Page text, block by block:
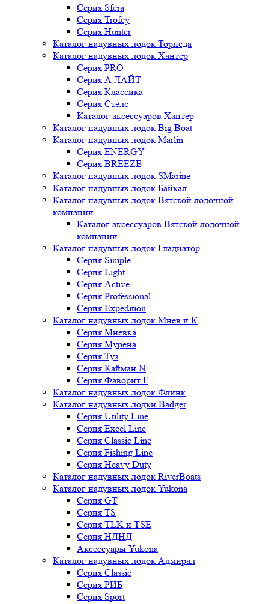
Серия Sfera
Серия Trofey
Серия Hunter
Каталог надувных лодок Торпеда
Каталог надувных лодок Хантер
Серия PRO
Серия А ЛАЙТ
Серия Классика
Серия Стелс
Каталог аксессуаров Хантер
Каталог надувных лодок Big Boat
Каталог надувных лодок Marlin
Серия ENERGY
Серия BREEZE
Каталог надувных лодок SMarine
Каталог надувных лодок Байкал
Каталог надувных лодок Вятской лодочной
компании
Каталог аксессуаров Вятской лодочной
компании
Каталог надувных лодок Гладиатор
Серия Simple
Серия Light
Серия Active
Серия Professional
Серия Expedition
Каталог надувных лодок Мнев и К
Серия Мневка
Серия Мурена
Серия Туз
Серия Кайман N
Серия Фаворит F
Каталог надувных лодок Флинк
Каталог надувных лодки Badger
Серия Utility Line
Серия Excel Line
Серия Classic Line
Серия Fishing Line
Серия Heavy Duty
Каталог надувных лодок RiverBoats
Каталог надувных лодок Yukona
Серия GT
Серия TS
Серия TLK и TSE
Серия НДНД
Аксессуары Yukona
Каталог надувных лодок Адмирал
Серия Classic
Серия РИБ
Серия Sport